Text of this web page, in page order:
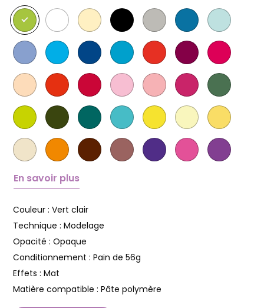
En savoir plus
Couleur : Vert clair
Technique : Modelage
Opacité : Opaque
Conditionnement : Pain de 56g
Effets : Mat
Matière compatible : Pâte polymère